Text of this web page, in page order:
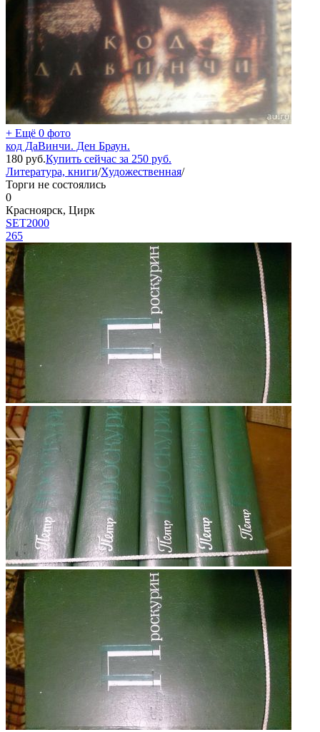
+ Ещё 0 фото
код ДаВинчи. Ден Браун.
180 руб.Купить сейчас за 250 руб.
Литература, книги/Художественная/
Торги не состоялись
0
Красноярск, Цирк
SET2000
265